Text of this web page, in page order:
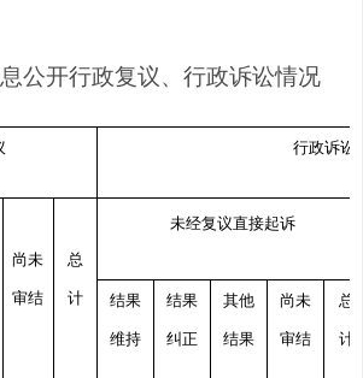
公开行政复议、行政诉讼情况
行政诉讼
尚未
审结
总
计
未经复议直接起诉
结果
维持
结果
纠正
其他
结果
尚未
审结
总
计